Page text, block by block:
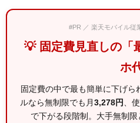
#PR ／ 楽天モバイル従
💡 固定費見直しの「
ホ
固定費の中で最も簡単に下げら
ルなら無制限でも月3,278円 、
で下がる段階制。大手無制